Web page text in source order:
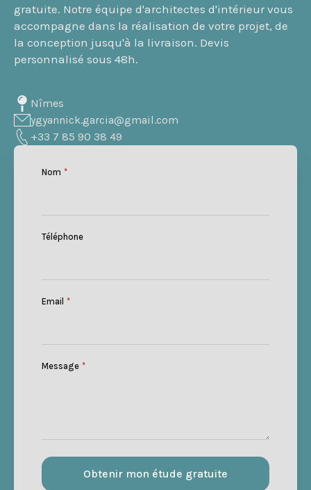
gratuite. Notre équipe d'architectes d'intérieur vous
accompagne dans la réalisation de votre projet, de
la conception jusqu'à la livraison. Devis
personnalisé sous 48h.
Nîmes
ygyannick.garcia@gmail.com
+33 7 85 90 38 49
Nom *
Téléphone
Email *
Message *
Obtenir mon étude gratuite